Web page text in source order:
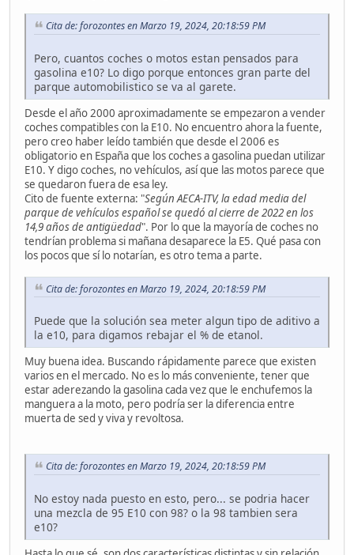
Cita de: forozontes en Marzo 19, 2024, 20:18:59 PM
Pero, cuantos coches o motos estan pensados para
gasolina e10? Lo digo porque entonces gran parte del
parque automobilistico se va al garete.
Desde el año 2000 aproximadamente se empezaron a vender
coches compatibles con la E10. No encuentro ahora la fuente,
pero creo haber leído también que desde el 2006 es
obligatorio en España que los coches a gasolina puedan utilizar
E10. Y digo coches, no vehículos, así que las motos parece que
se quedaron fuera de esa ley.
Cito de fuente externa: "Según AECA-ITV, la edad media del
parque de vehículos español se quedó al cierre de 2022 en los
14,9 años de antigüedad". Por lo que la mayoría de coches no
tendrían problema si mañana desaparece la E5. Qué pasa con
los pocos que sí lo notarían, es otro tema a parte.
Cita de: forozontes en Marzo 19, 2024, 20:18:59 PM
Puede que la solución sea meter algun tipo de aditivo a
la e10, para digamos rebajar el % de etanol.
Muy buena idea. Buscando rápidamente parece que existen
varios en el mercado. No es lo más conveniente, tener que
estar aderezando la gasolina cada vez que le enchufemos la
manguera a la moto, pero podría ser la diferencia entre
muerta de sed y viva y revoltosa.
Cita de: forozontes en Marzo 19, 2024, 20:18:59 PM
No estoy nada puesto en esto, pero... se podria hacer
una mezcla de 95 E10 con 98? o la 98 tambien sera
e10?